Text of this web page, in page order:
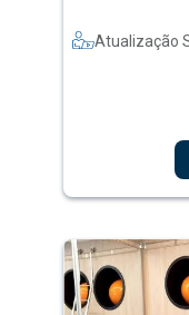
Atualização